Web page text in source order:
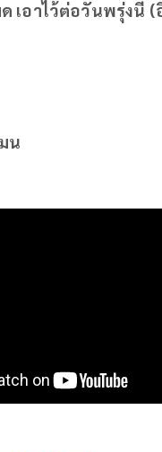
เอาไว้ต่อวันพรุ่งนี้
น